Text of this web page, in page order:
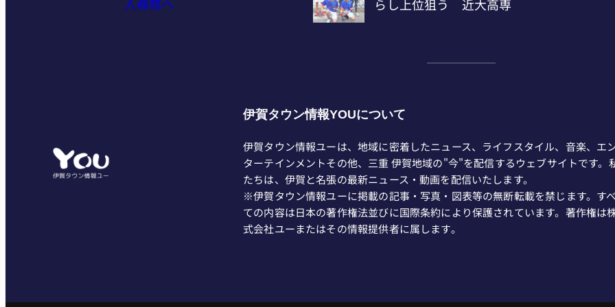
伊賀タウン情報YOUについて
伊賀タウン情報ユーは、地域に密着したニュース、ライフスタイル、音楽、エ
ターテインメントその他、三重 伊賀地域の"今"を配信するウェブサイトです。
たちは、伊賀と名張の最新ニュース・動画を配信いたします。
※伊賀タウン情報ユーに掲載の記事・写真・図表等の無断転載を禁じます。すべ
ての内容は日本の著作権法並びに国際条約により保護されています。著作権は
式会社ユーまたはその情報提供者に属します。